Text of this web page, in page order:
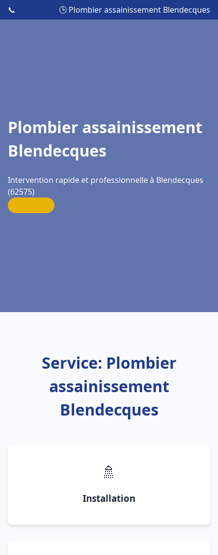
📞 🕒 Plombier assainissement Blendecques
Plombier assainissement
Blendecques
Intervention rapide et professionnelle à Blendecques
(62575)
Service: Plombier
assainissement
Blendecques
🚿
Installation